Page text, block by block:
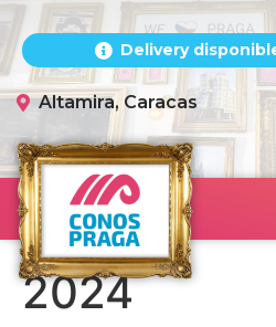
Delivery
Altamira, Caracas
2024